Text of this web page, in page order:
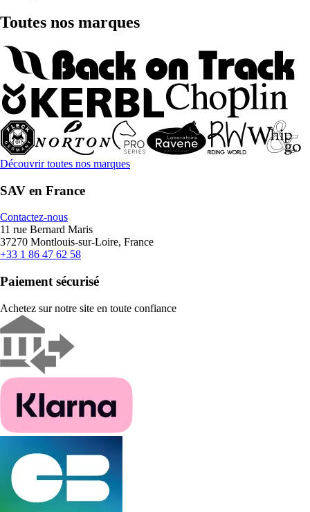
Toutes nos marques
Découvrir toutes nos marques
SAV en France
Contactez-nous
11 rue Bernard Maris
37270 Montlouis-sur-Loire, France
+33 1 86 47 62 58
Paiement sécurisé
Achetez sur notre site en toute confiance